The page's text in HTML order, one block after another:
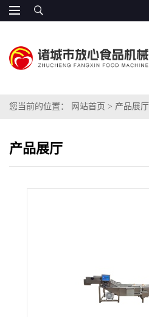
您当前的位置： 网站首页 > 产品展厅
产品展厅